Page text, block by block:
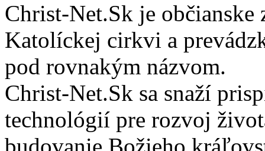
Christ-Net.Sk je
Katolíckej cirkvi a
pod rovnakým názvom.
Christ-Net.Sk sa snaží
technológií pre rozvoj